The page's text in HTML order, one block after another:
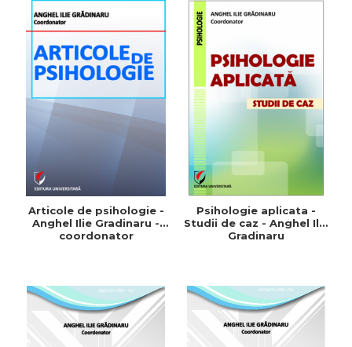
Articole de psihologie -
Anghel Ilie Gradinaru -
coordonator
Psihologie aplicata -
Studii de caz - Anghel Ilie
Gradinaru